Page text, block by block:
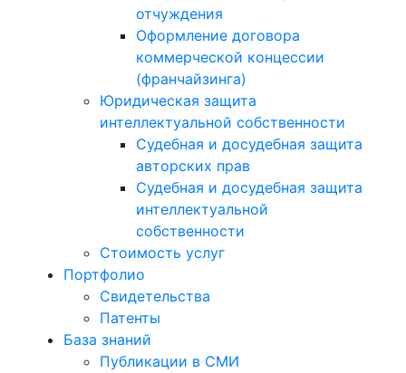
отчуждения
Оформление договора
коммерческой концессии
(франчайзинга)
Юридическая защита
интеллектуальной собственности
Судебная и досудебная защита
авторских прав
Судебная и досудебная защита
интеллектуальной
собственности
Стоимость услуг
Портфолио
Свидетельства
Патенты
База знаний
Публикации в СМИ